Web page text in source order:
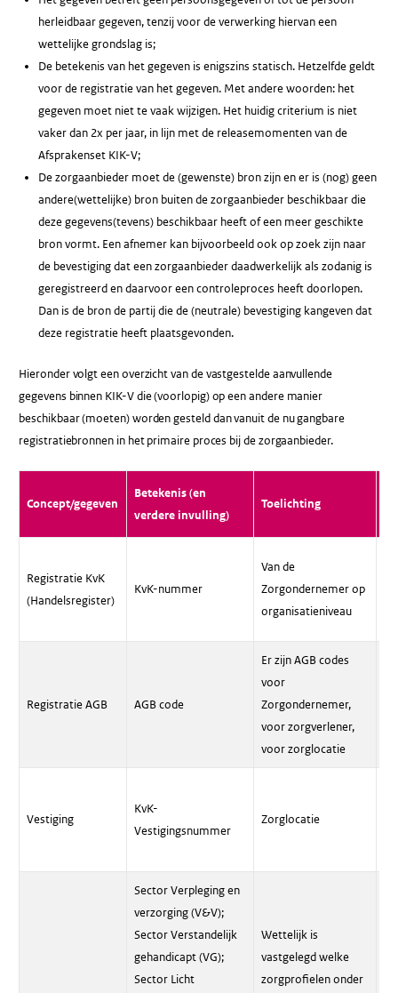
herleidbaar gegeven, tenzij voor de verwerking hiervan een
wettelijke grondslag is;
De betekenis van het gegeven is enigszins statisch. Hetzelfde geldt
voor de registratie van het gegeven. Met andere woorden: het
gegeven moet niet te vaak wijzigen. Het huidig criterium is niet
vaker dan 2x per jaar, in lijn met de releasemomenten van de
Afsprakenset KIK-V;
De zorgaanbieder moet de (gewenste) bron zijn en er is (nog) geen
andere(wettelijke) bron buiten de zorgaanbieder beschikbaar die
deze gegevens(tevens) beschikbaar heeft of een meer geschikte
bron vormt. Een afnemer kan bijvoorbeeld ook op zoek zijn naar
de bevestiging dat een zorgaanbieder daadwerkelijk als zodanig is
geregistreerd en daarvoor een controleproces heeft doorlopen.
Dan is de bron de partij die de (neutrale) bevestiging kangeven dat
deze registratie heeft plaatsgevonden.
Hieronder volgt een overzicht van de vastgestelde aanvullende
gegevens binnen KIK-V die (voorlopig) op een andere manier
beschikbaar (moeten) worden gesteld dan vanuit de nu gangbare
registratiebronnen in het primaire proces bij de zorgaanbieder.
Concept/gegeven
Betekenis (en
verdere invulling)
Toelichting
Registratie KvK
(Handelsregister)
KvK-nummer
Van de
Zorgondernemer op
organisatieniveau
Registratie AGB AGB code
Er zijn AGB codes
voor
Zorgondernemer,
voor zorgverlener,
voor zorglocatie
Vestiging
KvK-
Vestigingsnummer
Zorglocatie
Sector Verpleging en
verzorging (V&V);
Sector Verstandelijk
gehandicapt (VG);
Sector Licht
Wettelijk is
vastgelegd welke
zorgprofielen onder